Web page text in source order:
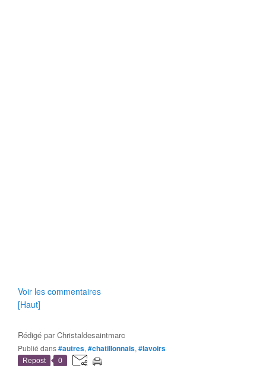
Voir les commentaires
[Haut]
Rédigé parChristaldesaintmarc
Publié dans#autres, #chatillonnais, #lavoirs
Repost 0